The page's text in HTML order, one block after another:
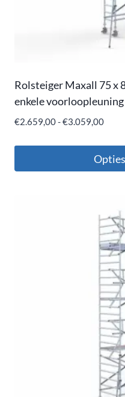
Rolsteiger Maxall 75 x
enkele voorloopleuning
€2.659,00-€3.059,00